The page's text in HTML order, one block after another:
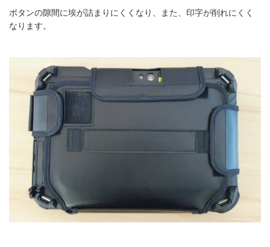
ボタンの隙間に埃が詰まりにくくなり、また、 印字が削れにくく
なります。